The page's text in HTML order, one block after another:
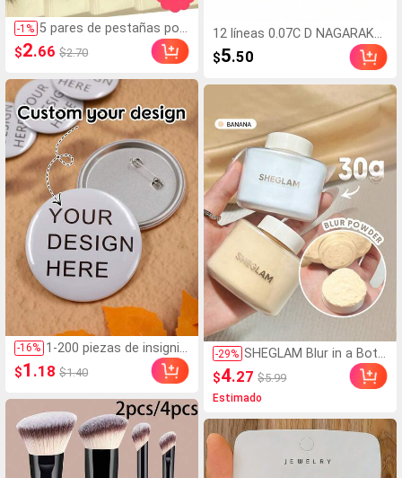
-1 % 5 pares de pestañas pos
tizas naturales tipo muñ
eca de Asiteo - Tallo tran
dibujos animados, diseño
de estilo hada, perfecto
para cosplay - Reutilizabl
es
$2.66 $2.70
-16% 1-200 piezas de insignia
s personalizadas, boton
es personalizados, broc
ones, imágenes/texto/d
iseños personalizables,
accesorios de botones
para mochilas, vuelta al
colegio
$1 .18 $1.40
12 líneas 0.07C D NAGARAKU
4D Extensiones de pestañas
en forma de U Premium U-YY
as Abanicos premontados P
$5.50
-29% SHEGLAM Blur in a Bottl
e Polvo fijador suelto M
arca de Belleza Cosméti
ca Maquillaje para Mujer
$4.27 $5.99
Estimado